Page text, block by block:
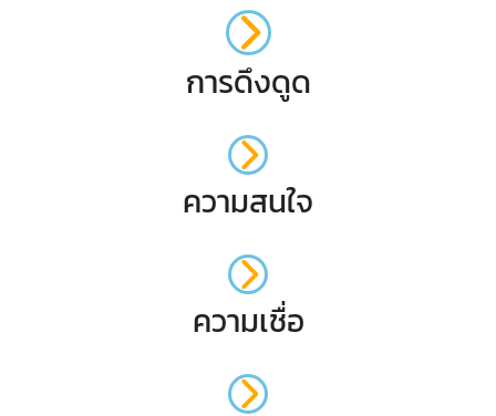
การดึงดูด
ความสนใจ
ความเชื่อ